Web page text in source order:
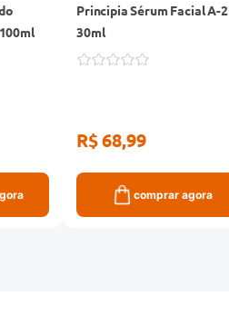
Principia Sérum Facial A-2
30ml
R$ 68,99
comprar agora